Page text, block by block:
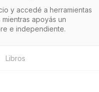
y accedé a herramientas
apoyás un
e independiente.
Libros